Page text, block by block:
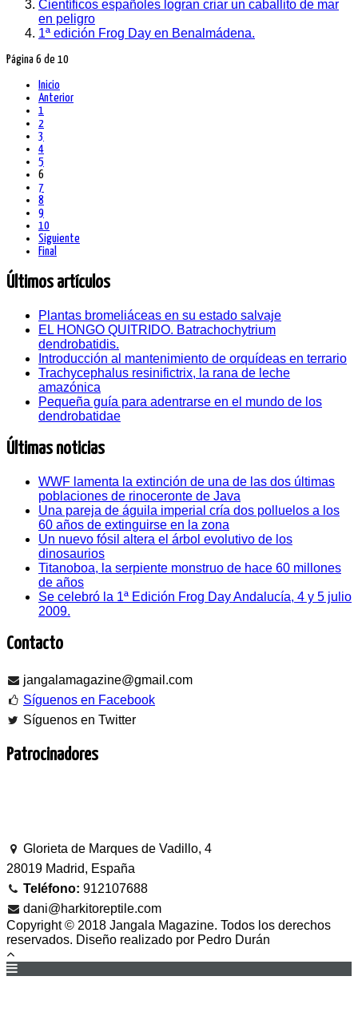
Científicos españoles logran criar un caballito de mar
en peligro
1ª edición Frog Day en Benalmádena.
Página 6 de 10
Inicio
Anterior
1
2
3
4
5
6
7
8
9
10
Siguiente
Final
Últimos artículos
Plantas bromeliáceas en su estado salvaje
EL HONGO QUITRIDO. Batrachochytrium
dendrobatidis.
Introducción al mantenimiento de orquídeas en terrario
Trachycephalus resinifictrix, la rana de leche
amazónica
Pequeña guía para adentrarse en el mundo de los
dendrobatidae
Últimas noticias
WWF lamenta la extinción de una de las dos últimas
poblaciones de rinoceronte de Java
Una pareja de águila imperial cría dos polluelos a los
60 años de extinguirse en la zona
Un nuevo fósil altera el árbol evolutivo de los
dinosaurios
Titanoboa, la serpiente monstruo de hace 60 millones
de años
Se celebró la 1ª Edición Frog Day Andalucía, 4 y 5 julio
2009.
Contacto
jangalamagazine@gmail.com
Síguenos en Facebook
Síguenos en Twitter
Patrocinadores
Glorieta de Marques de Vadillo, 4
28019 Madrid, España
Teléfono: 912107688
dani@harkitoreptile.com
Copyright © 2018 Jangala Magazine. Todos los derechos
reservados. Diseño realizado por Pedro Durán